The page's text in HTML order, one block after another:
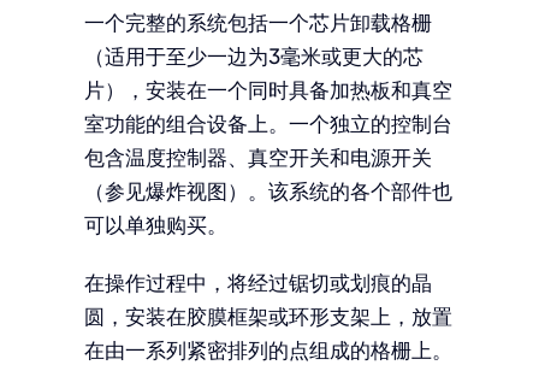
一个完整的系统包括一个芯片卸载格栅
（适用于至少一边为3毫米或更大的芯
片），安装在一个同时具备加热板和真空
室功能的组合设备上。一个独立的控制台
包含温度控制器、真空开关和电源开关
（参见爆炸视图）。该系统的各个部件也
可以单独购买。
在操作过程中，将经过锯切或划痕的晶
圆，安装在胶膜框架或环形支架上，放置
在由一系列紧密排列的点组成的格栅上。